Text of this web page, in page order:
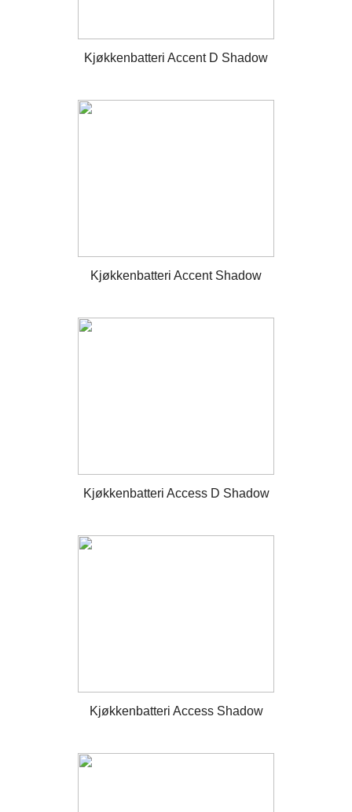
Kjøkkenbatteri Accent D Shadow
Kjøkkenbatteri Accent Shadow
Kjøkkenbatteri Access D Shadow
Kjøkkenbatteri Access Shadow